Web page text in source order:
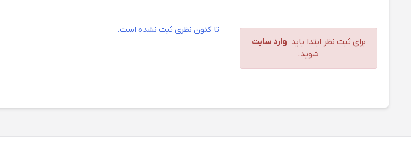
سنگ مرمر
برای ثبت نظر ابتدا باید وارد سایت
شوید.
تا کنون نظری ثبت نشده است.